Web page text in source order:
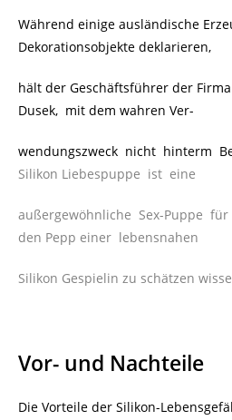
Während einige ausländische
Dekorationsobjekte deklarieren,
hält der Geschäftsführer der Firma
Dusek, mit dem wahren Ver-
wendungszweck nicht hinterm
Silikon Liebespuppe ist eine
außergewöhnliche Sex-Puppe
den Pepp einer lebensnahen
Silikon Gespielin zu schätzen
Vor- und Nachteile
Die Vorteile der Silikon-